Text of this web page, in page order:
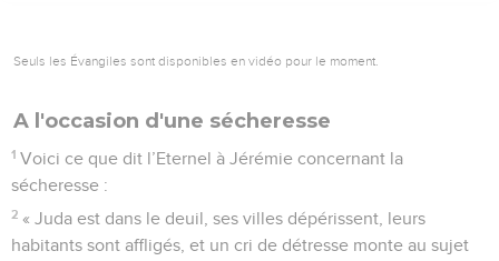
Seuls les Évangiles sont disponibles en vidéo pour le moment.
A l'occasion d'une sécheresse
1 Voici ce que dit l’Eternel à Jérémie concernant la
sécheresse :
2 « Juda est dans le deuil, ses villes dépérissent, leurs
habitants sont affligés, et un cri de détresse monte au sujet